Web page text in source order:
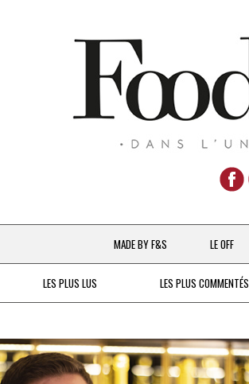
MADE BY F&S
CHEFS & ACTUALITÉS
À LA PETITE CUILLÈRE
DESTIN DE FEMME
LE OFF
LES PLUS LUS LES PLUS COMMENTÉS